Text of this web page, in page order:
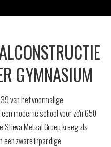
GYMNASIUM
van het voormalige
moderne school voor zo'n 650
Stieva Metaal Groep kreeg als
een zware inpandige